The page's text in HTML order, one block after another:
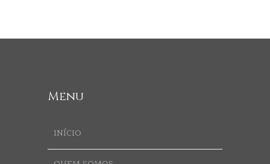
Menu
INÍCIO